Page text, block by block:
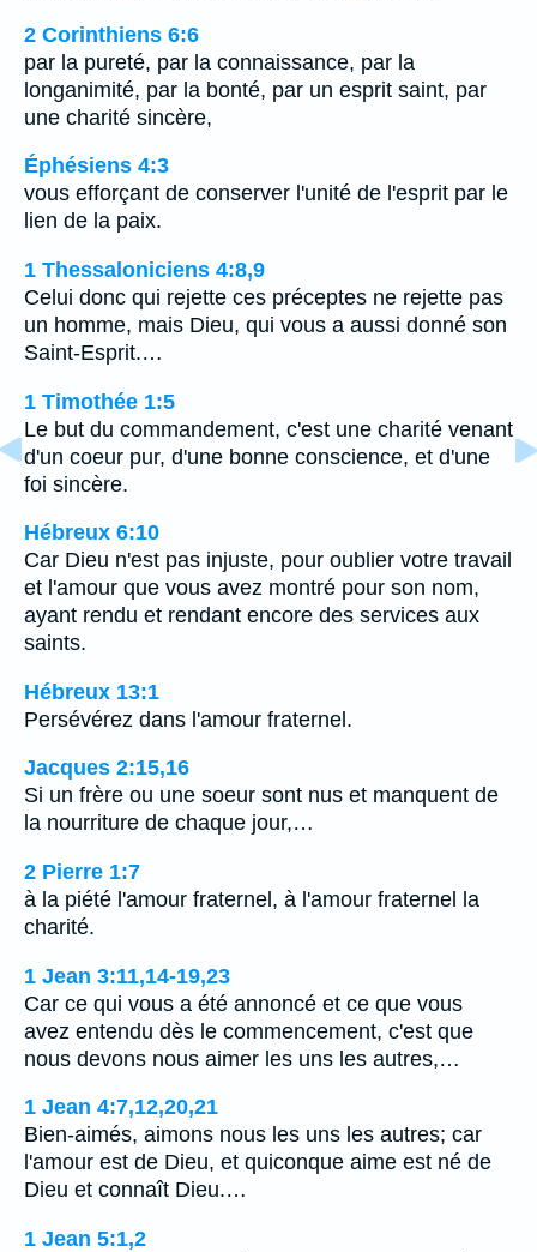
2 Corinthiens 6:6
par la pureté, par la connaissance, par la
longanimité, par la bonté, par un esprit saint, par
une charité sincère,
Éphésiens 4:3
vous efforçant de conserver l'unité de l'esprit par le
lien de la paix.
1 Thessaloniciens 4:8,9
Celui donc qui rejette ces préceptes ne rejette pas
un homme, mais Dieu, qui vous a aussi donné son
Saint-Esprit.…
1 Timothée 1:5
Le but du commandement, c'est une charité venant
d'un coeur pur, d'une bonne conscience, et d'une
foi sincère.
Hébreux 6:10
Car Dieu n'est pas injuste, pour oublier votre travail
et l'amour que vous avez montré pour son nom,
ayant rendu et rendant encore des services aux
saints.
Hébreux 13:1
Persévérez dans l'amour fraternel.
Jacques 2:15,16
Si un frère ou une soeur sont nus et manquent de
la nourriture de chaque jour,…
2 Pierre 1:7
à la piété l'amour fraternel, à l'amour fraternel la
charité.
1 Jean 3:11,14-19,23
Car ce qui vous a été annoncé et ce que vous
avez entendu dès le commencement, c'est que
nous devons nous aimer les uns les autres,…
1 Jean 4:7,12,20,21
Bien-aimés, aimons nous les uns les autres; car
l'amour est de Dieu, et quiconque aime est né de
Dieu et connaît Dieu.…
1 Jean 5:1,2